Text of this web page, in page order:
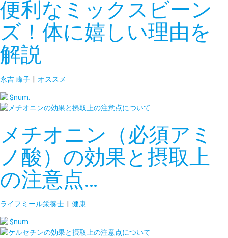
便利なミックスビーン
ズ！体に嬉しい理由を
解説
永吉 峰子 | オススメ
メチオニン（必須アミ
ノ酸）の効果と摂取上
の注意点…
ライフミール栄養士 健康